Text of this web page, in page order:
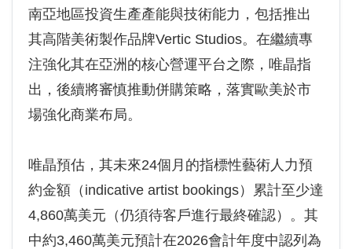
南亞地區投資生產產能與技術能力，包括推出
其高階美術製作品牌Vertic Studios。在繼續專
注強化其在亞洲的核心營運平台之際，唯晶指
出，後續將審慎推動併購策略，落實歐美於市
場強化商業布局。
唯晶預估，其未來24個月的指標性藝術人力預
約金額（indicative artist bookings）累計至少達
4,860萬美元（仍須待客戶進行最終確認）。其
中約3,460萬美元預計在2026會計年度中認列為